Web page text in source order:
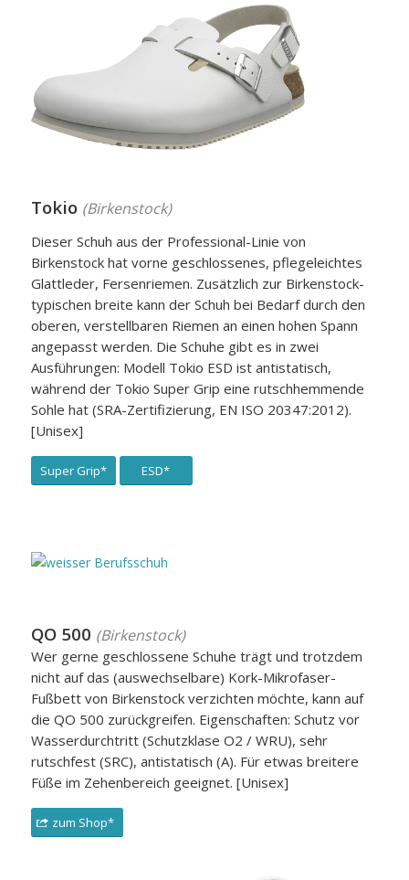
Tokio (Birkenstock)
Dieser Schuh aus der Professional-Linie von
Birkenstock hat vorne geschlossenes, pflegeleichtes
Glattleder, Fersenriemen. Zusätzlich zur Birkenstock-
typischen breite kann der Schuh bei Bedarf durch den
oberen, verstellbaren Riemen an einen hohen Spann
angepasst werden. Die Schuhe gibt es in zwei
Ausführungen: Modell Tokio ESD ist antistatisch,
während der Tokio Super Grip eine rutschhemmende
Sohle hat (SRA-Zertifizierung, EN ISO 20347:2012).
[Unisex]
Super Grip* ESD*
QO 500 (Birkenstock)
Wer gerne geschlossene Schuhe trägt und trotzdem
nicht auf das (auswechselbare) Kork-Mikrofaser-
Fußbett von Birkenstock verzichten möchte, kann auf
die QO 500 zurückgreifen. Eigenschaften: Schutz vor
Wasserdurchtritt (Schutzklase O2 / WRU), sehr
rutschfest (SRC), antistatisch (A). Für etwas breitere
Füße im Zehenbereich geeignet. [Unisex]
zum Shop*